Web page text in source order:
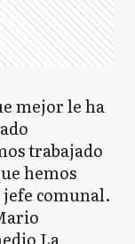
mejor le ha
trabajado
hemos
jefe comunal.
La